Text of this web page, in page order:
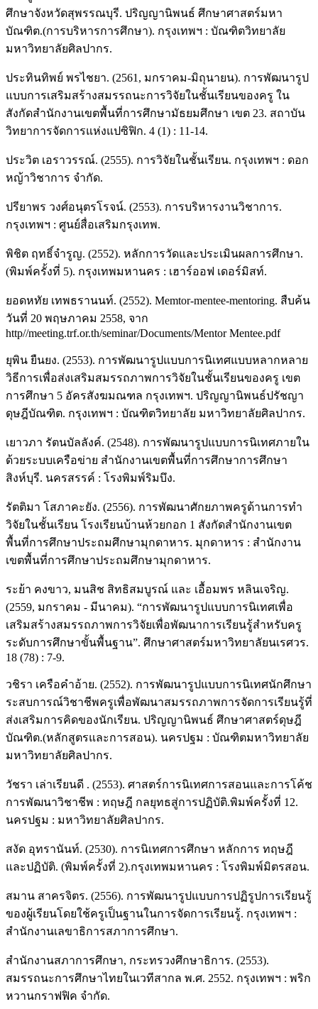
ศึกษาจังหวัดสุพรรณบุรี. ปริญญานิพนธ์ ศึกษาศาสตร์มหา
บัณฑิต.(การบริหารการศึกษา). กรุงเทพฯ : บัณฑิตวิทยาลัย
มหาวิทยาลัยศิลปากร.
ประทินทิพย์ พรไชยา. (2561, มกราคม-มิถุนายน). การพัฒนารูป
แบบการเสริมสร้างสมรรถนะการวิจัยในชั้นเรียนของครู ใน
สังกัดสำนักงานเขตพื้นที่การศึกษามัธยมศึกษา เขต 23. สถาบัน
วิทยาการจัดการแห่งแปซิฟิก. 4 (1) : 11-14.
ประวิต เอราวรรณ์. (2555). การวิจัยในชั้นเรียน. กรุงเทพฯ : ดอก
หญ้าวิชาการ จำกัด.
ปรียาพร วงศ์อนุตรโรจน์. (2553). การบริหารงานวิชาการ.
กรุงเทพฯ : ศูนย์สื่อเสริมกรุงเทพ.
พิชิต ฤทธิ์จำรูญ. (2552). หลักการวัดและประเมินผลการศึกษา.
(พิมพ์ครั้งที่ 5). กรุงเทพมหานคร : เฮาร์ออฟ เดอร์มิสท์.
ยอดหทัย เทพธรานนท์. (2552). Memtor-mentee-mentoring. สืบค้น
วันที่ 20 พฤษภาคม 2558, จาก
http//meeting.trf.or.th/seminar/Documents/Mentor Mentee.pdf
ยุพิน ยืนยง. (2553). การพัฒนารูปแบบการนิเทศแบบหลากหลาย
วิธีการเพื่อส่งเสริมสมรรถภาพการวิจัยในชั้นเรียนของครู เขต
การศึกษา 5 อัครสังฆมณฑล กรุงเทพฯ. ปริญญานิพนธ์ปรัชญา
ดุษฎีบัณฑิต. กรุงเทพฯ : บัณฑิตวิทยาลัย มหาวิทยาลัยศิลปากร.
เยาวภา รัตนบัลลังค์. (2548). การพัฒนารูปแบบการนิเทศภายใน
ด้วยระบบเครือข่าย สำนักงานเขตพื้นที่การศึกษาการศึกษา
สิงห์บุรี. นครสรรค์ : โรงพิมพ์ริมบึง.
รัตติมา โสภาคะยัง. (2556). การพัฒนาศักยภาพครูด้านการทำ
วิจัยในชั้นเรียน โรงเรียนบ้านห้วยกอก 1 สังกัดสำนักงานเขต
พื้นที่การศึกษาประถมศึกษามุกดาหาร. มุกดาหาร : สำนักงาน
เขตพื้นที่การศึกษาประถมศึกษามุกดาหาร.
ระย้า คงขาว, มนสิช สิทธิสมบูรณ์ และ เอื้อมพร หลินเจริญ.
(2559, มกราคม - มีนาคม). “การพัฒนารูปแบบการนิเทศเพื่อ
เสริมสร้างสมรรถภาพการวิจัยเพื่อพัฒนาการเรียนรู้สำหรับครู
ระดับการศึกษาขั้นพื้นฐาน”. ศึกษาศาสตร์มหาวิทยาลัยนเรศวร.
18 (78) : 7-9.
วชิรา เครือคำอ้าย. (2552). การพัฒนารูปแบบการนิเทศนักศึกษา
ระสบการณ์วิชาชีพครูเพื่อพัฒนาสมรรถภาพการจัดการเรียนรู้ที่
ส่งเสริมการคิดของนักเรียน. ปริญญานิพนธ์ ศึกษาศาสตร์ดุษฎี
บัณฑิต.(หลักสูตรและการสอน). นครปฐม : บัณฑิตมหาวิทยาลัย
มหาวิทยาลัยศิลปากร.
วัชรา เล่าเรียนดี . (2553). ศาสตร์การนิเทศการสอนและการโค้ช
การพัฒนาวิชาชีพ : ทฤษฎี กลยุทธสู่การปฏิบัติ.พิมพ์ครั้งที่ 12.
นครปฐม : มหาวิทยาลัยศิลปากร.
สงัด อุทรานันท์. (2530). การนิเทศการศึกษา หลักการ ทฤษฎี
และปฏิบัติ. (พิมพ์ครั้งที่ 2).กรุงเทพมหานคร : โรงพิมพ์มิตรสอน.
สมาน สาครจิตร. (2556). การพัฒนารูปแบบการปฏิรูปการเรียนรู้
ของผู้เรียนโดยใช้ครูเป็นฐานในการจัดการเรียนรู้. กรุงเทพฯ :
สำนักงานเลขาธิการสภาการศึกษา.
สำนักงานสภาการศึกษา, กระทรวงศึกษาธิการ. (2553).
สมรรถนะการศึกษาไทยในเวทีสากล พ.ศ. 2552. กรุงเทพฯ : พริก
หวานกราฟฟิค จำกัด.